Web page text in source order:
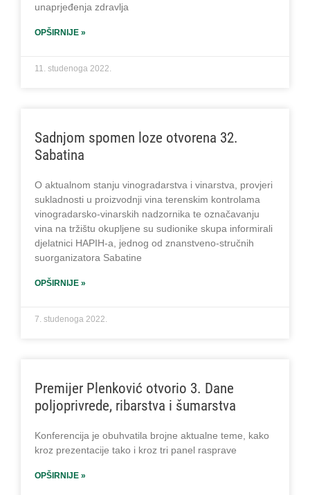
unaprjeđenja zdravlja
OPŠIRNIJE »
11. studenoga 2022.
Sadnjom spomen loze otvorena 32.
Sabatina
O aktualnom stanju vinogradarstva i vinarstva, provjeri
sukladnosti u proizvodnji vina terenskim kontrolama
vinogradarsko-vinarskih nadzornika te označavanju
vina na tržištu okupljene su sudionike skupa informirali
djelatnici HAPIH-a, jednog od znanstveno-stručnih
suorganizatora Sabatine
OPŠIRNIJE »
7. studenoga 2022.
Premijer Plenković otvorio 3. Dane
poljoprivrede, ribarstva i šumarstva
Konferencija je obuhvatila brojne aktualne teme, kako
kroz prezentacije tako i kroz tri panel rasprave
OPŠIRNIJE »